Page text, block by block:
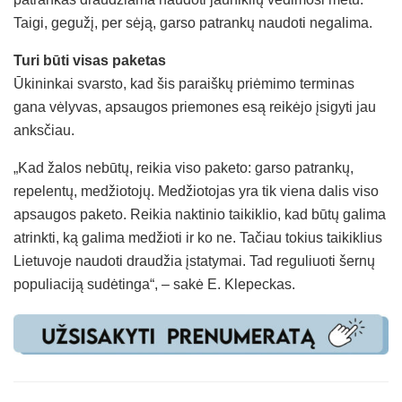
Taigi, gegužį, per sėją, garso patrankų naudoti negalima.
Turi būti visas paketas
Ūkininkai svarsto, kad šis paraiškų priėmimo terminas
gana vėlyvas, apsaugos priemones esą reikėjo įsigyti jau
anksčiau.
„Kad žalos nebūtų, reikia viso paketo: garso patrankų,
repelentų, medžiotojų. Medžiotojas yra tik viena dalis viso
apsaugos paketo. Reikia naktinio taikiklio, kad būtų galima
atrinkti, ką galima medžioti ir ko ne. Tačiau tokius taikiklius
Lietuvoje naudoti draudžia įstatymai. Tad reguliuoti šernų
populiaciją sudėtinga“, – sakė E. Klepeckas.